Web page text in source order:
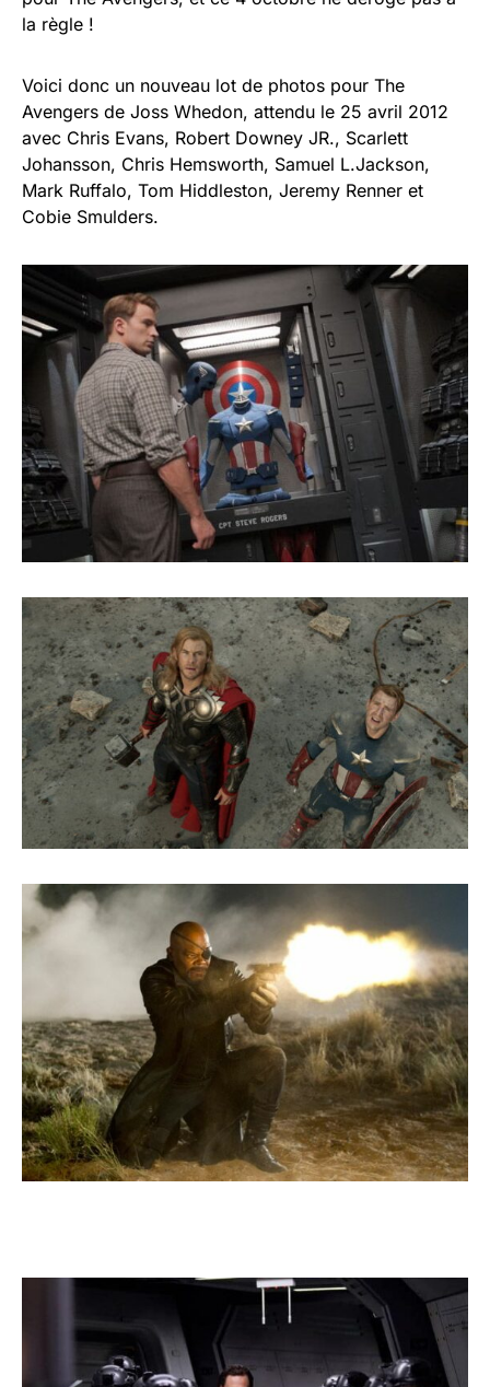
la règle !
Voici donc un nouveau lot de photos pour The
Avengers de Joss Whedon, attendu le 25 avril 2012
avec Chris Evans, Robert Downey JR., Scarlett
Johansson, Chris Hemsworth, Samuel L.Jackson,
Mark Ruffalo, Tom Hiddleston, Jeremy Renner et
Cobie Smulders.